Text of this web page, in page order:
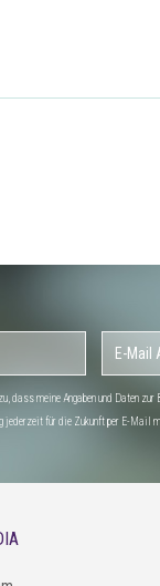
dass meine Angaben und Daten
jederzeit für die Zukunft per E-Mail